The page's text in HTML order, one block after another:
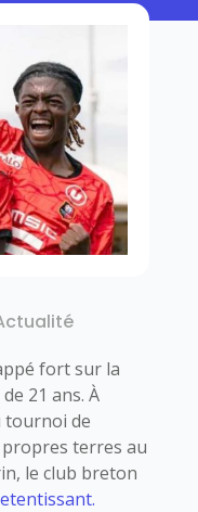
fort sur la
21 ans. À
tournoi de
terres au
le club breton